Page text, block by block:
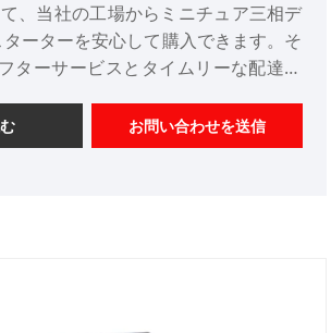
、当社の工場からミニチュア三相デ
ーターを安心して購入できます。そ
ターサービスとタイムリーな配達を
お問い合わせを送信